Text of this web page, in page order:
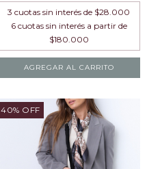
3 cuotas sin interés de $28.000
AGREGAR AL CARRITO
40% OFF